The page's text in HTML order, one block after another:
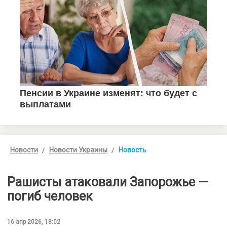
Новости Новости Украины Новость
Рашисты атаковали Запорожье —
погиб человек
16 апр 2026, 18:02